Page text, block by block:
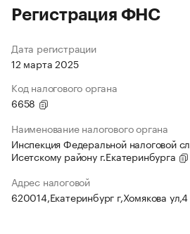
Регистрация ФНС
Дата регистрации
12 марта 2025
Код налогового органа
6658
Наименование налогового органа
Инспекция Федеральной налоговой
Исетскому району г.Екатеринбурга
Адрес налоговой
620014,Екатеринбург г,Хомякова ул,4